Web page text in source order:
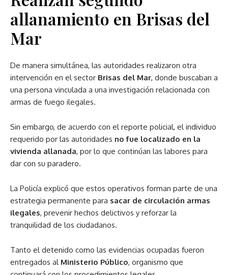
allanamiento en Brisas del
Mar
De manera simultánea, las autoridades realizaron otra
intervención en el sector Brisas del Mar, donde buscaban a
una persona vinculada a una investigación relacionada con
armas de fuego ilegales.
Sin embargo, de acuerdo con el reporte policial, el individuo
requerido por las autoridades no fue localizado en la
vivienda allanada, por lo que continúan las labores para
dar con su paradero.
La Policía explicó que estos operativos forman parte de una
estrategia permanente para sacar de circulación armas
ilegales, prevenir hechos delictivos y reforzar la
tranquilidad de los ciudadanos.
Tanto el detenido como las evidencias ocupadas fueron
entregados al Ministerio Público, organismo que